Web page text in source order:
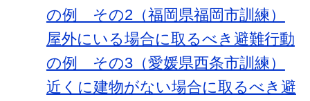
の例 その2（福岡県福岡市訓練）
屋外にいる場合に取るべき避難行動
の例 その3（愛媛県西条市訓練）
近くに建物がない場合に取るべき避